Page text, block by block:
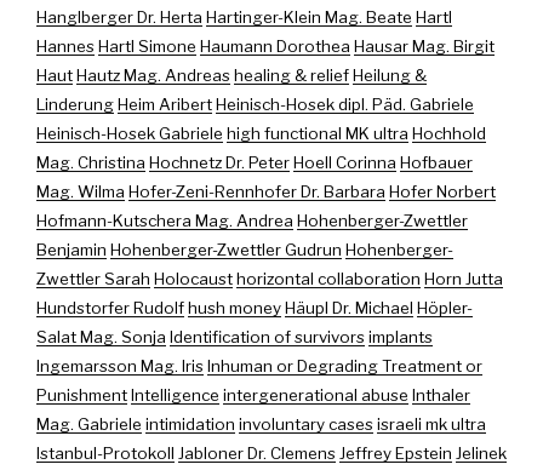
Hanglberger Dr. Herta Hartinger-Klein Mag. Beate Hartl
HannesHartl Simone Haumann Dorothea Hausar Mag. Birgit
HautHautz Mag. Andreashealing & reliefHeilung &
LinderungHeim AribertHeinisch-Hosek dipl. Päd. Gabriele
Heinisch-Hosek Gabriele high functional MK ultra Hochhold
Mag. Christina Hochnetz Dr. PeterHoell Corinna Hofbauer
Mag. Wilma Hofer-Zeni-Rennhofer Dr. Barbara Hofer Norbert
Hofmann-Kutschera Mag. Andrea Hohenberger-Zwettler
Benjamin Hohenberger-Zwettler Gudrun Hohenberger-
Zwettler Sarah Holocausthorizontal collaboration Horn Jutta
Hundstorfer Rudolfhush moneyHäupl Dr. Michael Höpler-
Salat Mag. Sonja Identification of survivorsimplants
Ingemarsson Mag. IrisInhuman or Degrading Treatment or
PunishmentIntelligence intergenerational abuse Inthaler
Mag. Gabriele intimidation involuntary casesisraeli mk ultra
Istanbul-Protokoll Jabloner Dr. ClemensJeffrey Epstein Jelinek